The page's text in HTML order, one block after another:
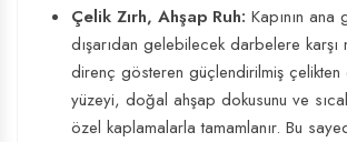
Çelik Zırh, Ahşap Ruh: Kapının
dışarıdan gelebilecek darbelere karşı
direnç gösteren güçlendirilmiş çelikten
yüzeyi, doğal ahşap dokusunu ve
özel kaplamalarla tamamlanır. Bu